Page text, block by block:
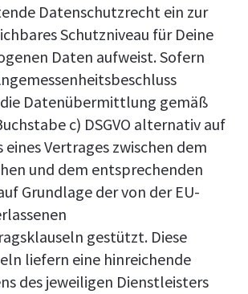
Datenschutzrecht ein zur
Schutzniveau für Deine
Daten aufweist. Sofern
Datenübermittlung gemäß
c) DSGVO alternativ auf
eines Vertrages zwischen dem
und dem entsprechenden
Grundlage der von der EU-
gestützt. Diese
liefern eine hinreichende
des jeweiligen Dienstleisters